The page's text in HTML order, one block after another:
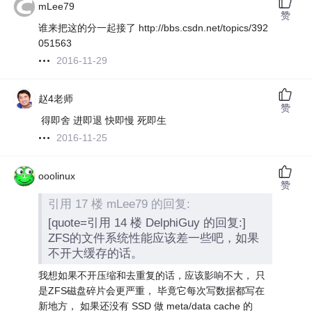
mLee79
谁来把这的分一起接了 http://bbs.csdn.net/topics/392
051563
2016-11-29
赞
赵4老师
得即舍 进即退 快即慢 死即生
2016-11-25
赞
ooolinux
引用 17 楼 mLee79 的回复:
[quote=引用 14 楼 DelphiGuy 的回复:]
ZFS的文件系统性能应该差一些吧，如果
不开大缓存的话。
我想如果不开压缩和去重复的话，应该影响不大， 只
是ZFS磁盘碎片会更严重， 毕竟它每次写数据都写在
新地方， 如果还没有 SSD 做 meta/data cache 的
赞